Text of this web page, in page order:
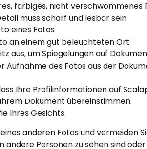
farbiges, nicht verschwommenes
muss scharf und lesbar sein
eines Fotos
an einem gut beleuchteten Ort
aus, um Spiegelungen auf
Aufnahme des Fotos aus der
Ihre Profilinformationen auf
Dokument übereinstimmen.
Ihres Gesichts.
anderen Fotos und vermeiden
andere Personen zu sehen sind